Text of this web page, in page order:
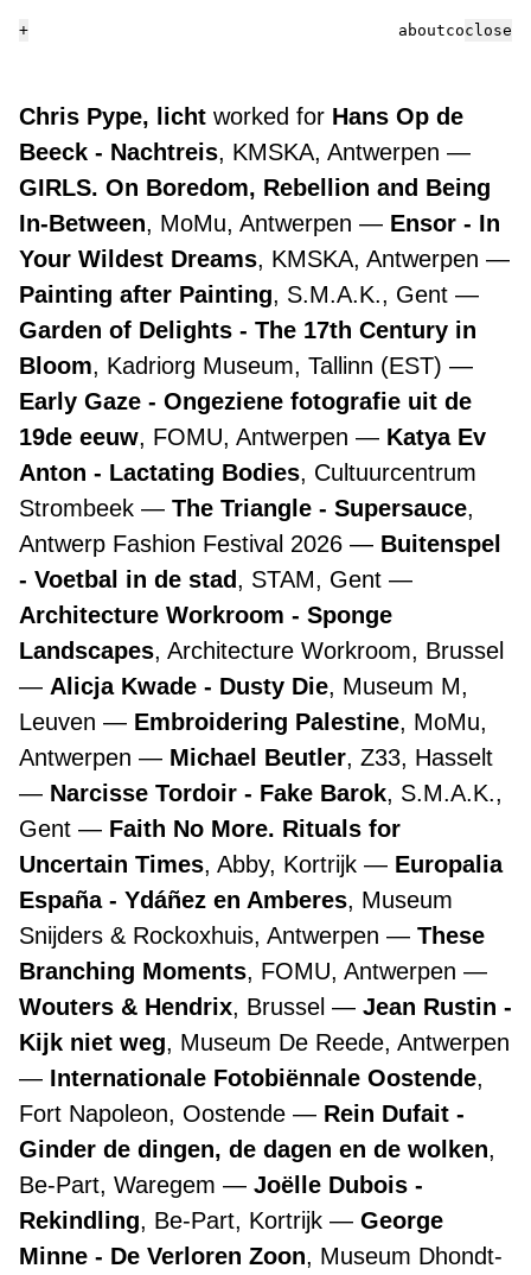
+ aboutcontact
Chris Pype, licht worked for Hans Op de
Beeck - Nachtreis, KMSKA, Antwerpen
GIRLS. On Boredom, Rebellion and Being
In-Between, MoMu, Antwerpen
Ensor - In
Your Wildest Dreams, KMSKA, Antwerpen
Painting after Painting, S.M.A.K., Gent
Garden of Delights - The 17th Century in
Bloom, Kadriorg Museum, Tallinn (EST)
Early Gaze - Ongeziene fotografie uit de
19de eeuw, FOMU, Antwerpen
Katya Ev
Anton - Lactating Bodies, Cultuurcentrum
Strombeek
The Triangle - Supersauce,
Antwerp Fashion Festival 2026
Buitenspel
- Voetbal in de stad, STAM, Gent
Architecture Workroom - Sponge
Landscapes, Architecture Workroom, Brussel
Alicja Kwade - Dusty Die, Museum M,
Leuven
Embroidering Palestine, MoMu,
Antwerpen
Michael Beutler, Z33, Hasselt
Narcisse Tordoir - Fake Barok, S.M.A.K.,
Gent
Faith No More. Rituals for
Uncertain Times, Abby, Kortrijk
Europalia
España - Ydáñez en Amberes, Museum
Snijders & Rockoxhuis, Antwerpen
These
Branching Moments, FOMU, Antwerpen
Wouters & Hendrix, Brussel
Jean Rustin -
Kijk niet weg, Museum De Reede, Antwerpen
Internationale Fotobiënnale Oostende,
Fort Napoleon, Oostende
Rein Dufait -
Ginder de dingen, de dagen en de wolken,
Be-Part, Waregem
Joëlle Dubois -
Rekindling, Be-Part, Kortrijk
George
Minne - De Verloren Zoon, Museum Dhondt-
close